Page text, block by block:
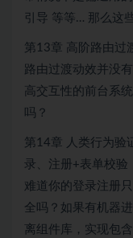
引导 等等… 那么这
第13章 高阶路由过
路由过渡动效并没
高交互性的前台系
吗？
第14章 人类行为验
录、注册+表单校验
难道你的登录注册
全吗？如果有机器
离组件库，实现包